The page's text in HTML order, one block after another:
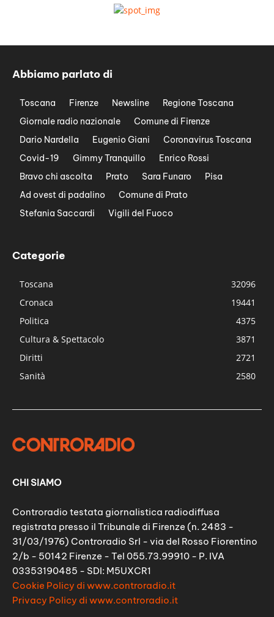
Abbiamo parlato di
Toscana Firenze Newsline
Regione Toscana
Giornale radio nazionale
Comune di Firenze
Dario Nardella
Eugenio Giani
Coronavirus Toscana
Covid-19
Gimmy Tranquillo
Enrico Rossi
Bravo chi ascolta
Prato Sara Funaro
Pisa
Ad ovest di padalino
Comune di Prato
Stefania Saccardi
Vigili del Fuoco
Categorie
Toscana
32096
Cronaca
19441
Politica
4375
Cultura & Spettacolo
3871
Diritti
2721
Sanità
2580
CHI SIAMO
Controradio testata giornalistica radiodiffusa
registrata presso il Tribunale di Firenze (n. 2483 -
31/03/1976) Controradio Srl - via del Rosso Fiorentino
2/b - 50142 Firenze - Tel 055.73.99910 - P. IVA
03353190485 - SDI: M5UXCR1
Cookie Policy di www.controradio.it
Privacy Policy di www.controradio.it